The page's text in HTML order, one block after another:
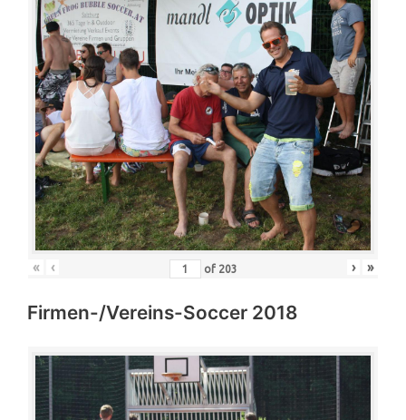
« ‹ of 203 › »
Firmen-/Vereins-Soccer 2018